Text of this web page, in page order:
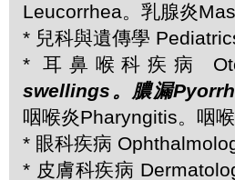
Leucorrhea。乳腺炎
* 兒科與遺傳學
* 耳鼻喉科疾病
swellings。膿漏
咽喉炎Pharyngitis。咽
* 眼科疾病
* 皮膚科疾病